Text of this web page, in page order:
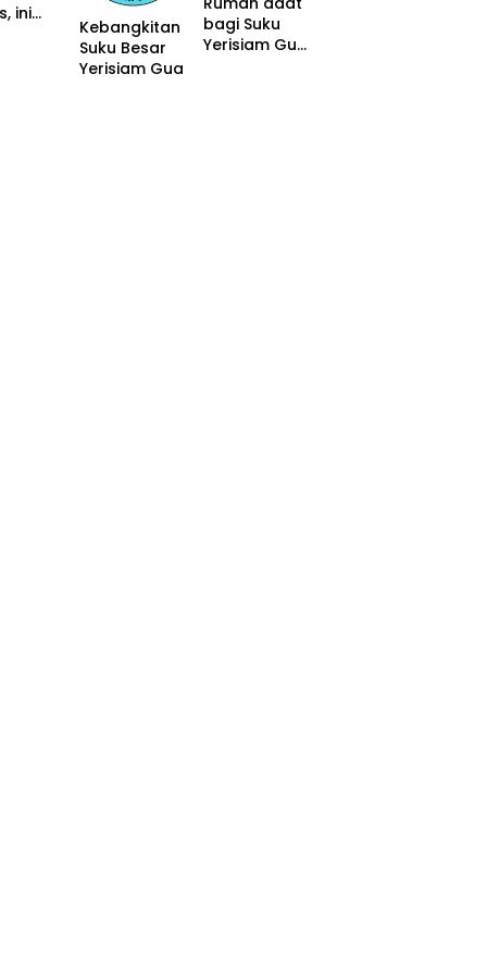
ini
Kebangkitan
Suku Besar
Yerisiam Gua
bagi Suku
Yerisiam Gua